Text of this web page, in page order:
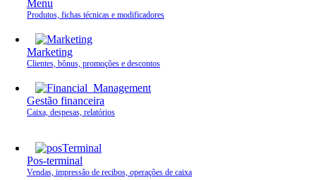
Menu
Produtos, fichas técnicas e modificadores
Marketing
Clientes, bônus, promoções e descontos
Gestão financeira
Caixa, despesas, relatórios
Pos-terminal
Vendas, impressão de recibos, operações de caixa